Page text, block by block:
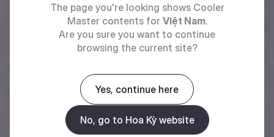
The page you're looking shows Cooler
Master contents for Việt Nam.
Are you sure you want to continue
browsing the current site?
Yes, continue here
No, go to Hoa Kỳ website